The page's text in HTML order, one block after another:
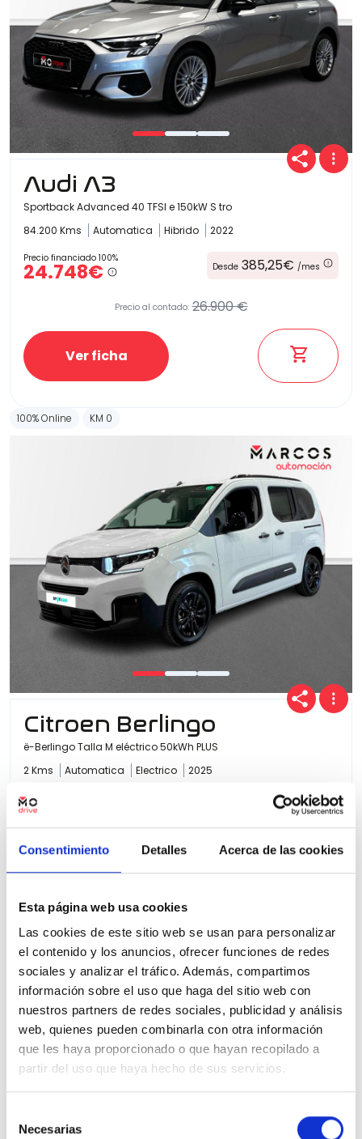
Consentimiento Detalles Acerca de las cookies
Esta página web usa cookies
Las cookies de este sitio web se usan para personalizar
el contenido y los anuncios, ofrecer funciones de redes
sociales y analizar el tráfico. Además, compartimos
información sobre el uso que haga del sitio web con
nuestros partners de redes sociales, publicidad y análisis
web, quienes pueden combinarla con otra información
que les haya proporcionado o que hayan recopilado a
partir del uso que haya hecho de sus servicios.
Necesarias
Audi A3
Sportback Advanced 40 TFSI e 150kW S tro
84.200 Kms
Automatica Hibrido 2022
Precio financiado 100%
24.748€ Desde 385,25€ /mes
Precio al contado: 26.900 €
Ver ficha
100% Online KM 0
Citroen Berlingo
ë-Berlingo Talla M eléctrico 50kWh PLUS
2 Kms
Automatica Electrico 2025
Precio financiado 100%
30.000€ 467,01€/mes
Precio al contado: 31.000 €
100% Online Segunda mano